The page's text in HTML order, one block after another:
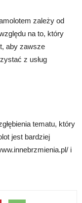
zależy od
na to, który
aby zawsze
z usług
tematu, który
jest bardziej
i